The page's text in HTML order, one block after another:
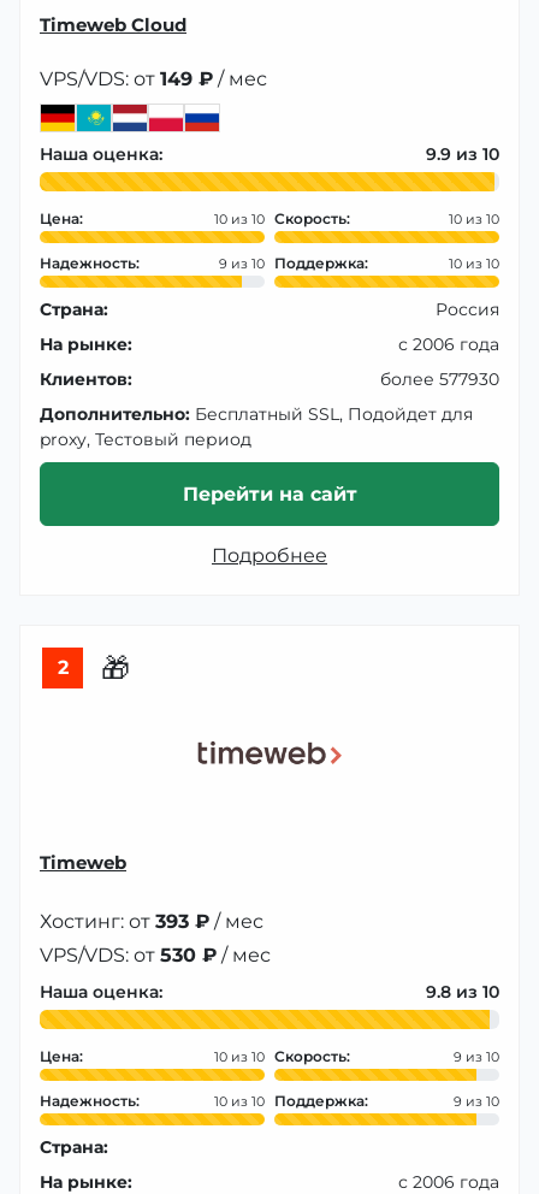
Timeweb Cloud
VPS/VDS: от 149 ₽ / мес
Наша оценка: 9.9
Цена: 10 Скорость: 10
Надежность: 9 Поддержка: 10
Страна:
Россия
На рынке:
с 2006 года
Клиентов:
более 577930
Дополнительно: Бесплатный SSL, Подойдет для
proxy, Тестовый период
Перейти на сайт
Подробнее
2 🎁
Timeweb
Хостинг: от 393 ₽ / мес
VPS/VDS: от 530 ₽ / мес
Наша оценка: 9.8
Цена: 10 Скорость: 9
Надежность: 10 Поддержка: 9
Страна:
На рынке:
с 2006 года